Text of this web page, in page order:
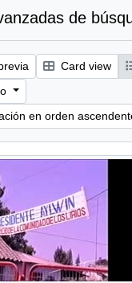
de
Card view
en orden